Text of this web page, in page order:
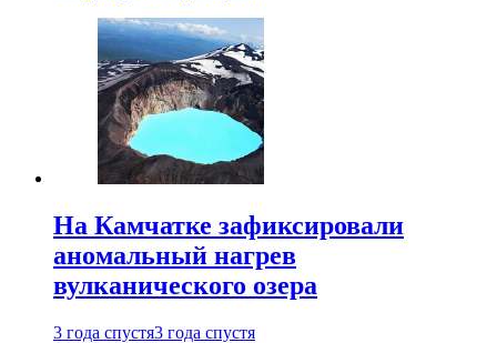
На Камчатке зафиксировали
аномальный нагрев
вулканического озера
3 года спустя3 года спустя